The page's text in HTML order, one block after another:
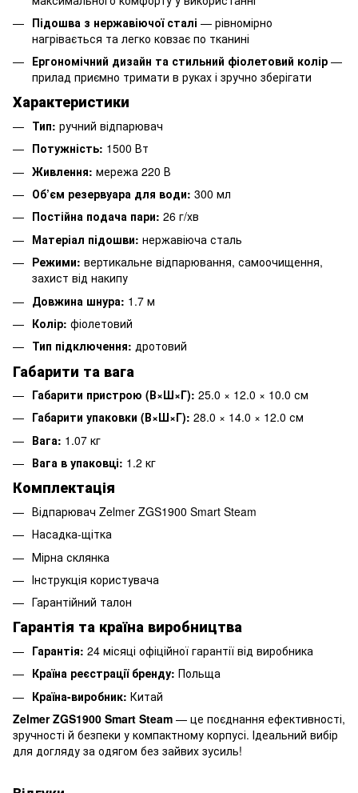
Підошва з нержавіючої сталі — рівномірно
нагрівається та легко ковзає по тканині
Ергономічний дизайн та стильний фіолетовий колір —
прилад приємно тримати в руках і зручно зберігати
Характеристики
Тип: ручний відпарювач
Потужність: 1500 Вт
Живлення: мережа 220 В
Об’єм резервуара для води: 300 мл
Постійна подача пари: 26 г/хв
Матеріал підошви: нержавіюча сталь
Режими: вертикальне відпарювання, самоочищення,
захист від накипу
Довжина шнура: 1.7 м
Колір: фіолетовий
Тип підключення: дротовий
Габарити та вага
Габарити пристрою (В×Ш×Г): 25.0 × 12.0 × 10.0 см
Габарити упаковки (В×Ш×Г): 28.0 × 14.0 × 12.0 см
Вага: 1.07 кг
Вага в упаковці: 1.2 кг
Комплектація
Відпарювач Zelmer ZGS1900 Smart Steam
Насадка-щітка
Мірна склянка
Інструкція користувача
Гарантійний талон
Гарантія та країна виробництва
Гарантія: 24 місяці офіційної гарантії від виробника
Країна реєстрації бренду: Польща
Країна-виробник: Китай
Zelmer ZGS1900 Smart Steam — це поєднання ефективності,
зручності й безпеки у компактному корпусі. Ідеальний вибір
для догляду за одягом без зайвих зусиль!